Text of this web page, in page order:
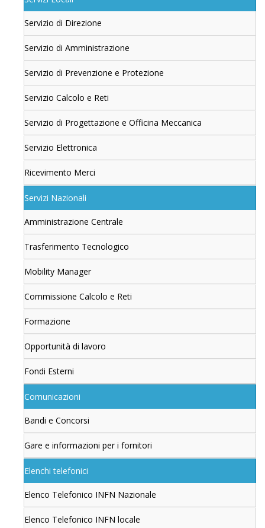
Servizio di Direzione
Servizio di Amministrazione
Servizio di Prevenzione e Protezione
Servizio Calcolo e Reti
Servizio di Progettazione e Officina Meccanica
Servizio Elettronica
Ricevimento Merci
Servizi Nazionali
Amministrazione Centrale
Trasferimento Tecnologico
Mobility Manager
Commissione Calcolo e Reti
Formazione
Opportunità di lavoro
Fondi Esterni
Comunicazioni
Bandi e Concorsi
Gare e informazioni per i fornitori
Elenchi telefonici
Elenco Telefonico INFN Nazionale
Elenco Telefonico INFN locale